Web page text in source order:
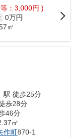
：3,000円 )
0万円
㎡
駅 徒歩25分
歩28分
46分
㎡
作町870-1